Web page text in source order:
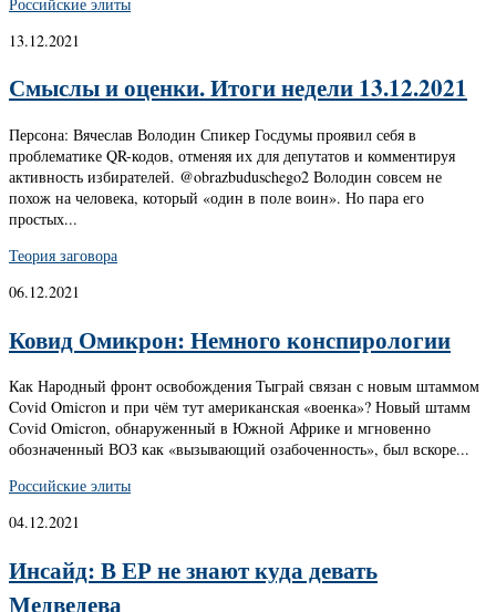
13.12.2021
Смыслы и оценки. Итоги недели 13.12.2021
Персона: Вячеслав Володин Спикер Госдумы проявил себя в
проблематике QR-кодов, отменяя их для депутатов и комментируя
активность избирателей. @obrazbuduschego2 Володин совсем не
похож на человека, который «один в поле воин». Но пара его
простых...
Теория заговора
06.12.2021
Ковид Омикрон: Немного конспирологии
Как Народный фронт освобождения Тыграй связан с новым штаммом
Covid Omicron и при чём тут американская «военка»? Новый штамм
Covid Omicron, обнаруженный в Южной Африке и мгновенно
обозначенный ВОЗ как «вызывающий озабоченность», был вскоре...
Российские элиты
04.12.2021
Инсайд: В ЕР не знают куда девать
Медведева